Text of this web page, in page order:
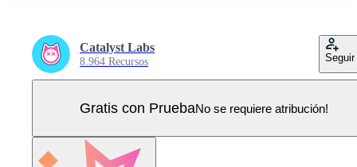
Catalyst Labs
8.964 Recursos Seguir
Gratis con PruebaNo se requiere atribución!